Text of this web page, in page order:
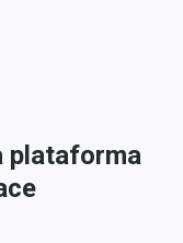
plataforma